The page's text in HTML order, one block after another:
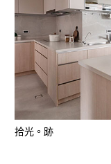
拾光。跡